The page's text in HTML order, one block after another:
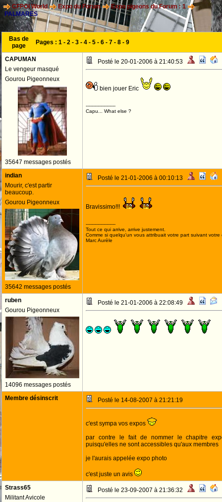
CFPOI World Expo du Forum
Expo pigeons du Forum : 1
PALMARES
Bas de
page
Pages : 1 - 2 - 3 - 4 - 5 - 6 - 7 - 8 - 9
CAPUMAN
Le vengeur masqué
Gourou Pigeonneux
35647 messages postés
Posté le 20-01-2006 à 21:40:53
bien jouer Eric
--------------------
Capu... What else ?
indian
Mourir, c'est partir
beaucoup.
Gourou Pigeonneux
35642 messages postés
Posté le 21-01-2006 à 00:10:13
Bravissimo!!!
--------------------
Tout ce qui arrive, arrive justement.
Comme si quelqu'un vous attribuait votre part suivant votre
Marc Aurèle
ruben
Gourou Pigeonneux
14096 messages postés
Posté le 21-01-2006 à 22:08:49
Membre désinscrit Posté le 14-08-2007 à 21:21:19
c'est sympa vos expos
par contre le fait de nommer le chapitre
puisqu'elles ne sont accessibles qu'aux membres
je l'aurais appelée expo photo
c'est juste un avis
Strass65
Militant Avicole
Posté le 23-09-2007 à 21:36:32